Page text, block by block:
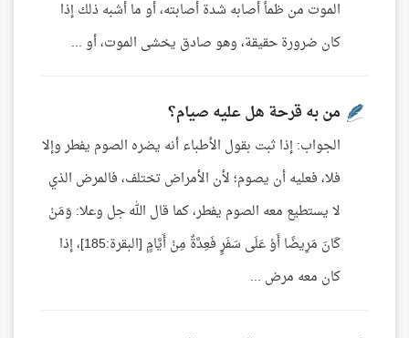
الموت من ظمأ أصابه شدة أصابته، أو ما أشبه ذلك إذا
كان ضرورة حقيقة، وهو صادق يخشى الموت، أو ...
من به قرحة هل عليه صيام؟
الجواب: إذا ثبت بقول الأطباء أنه يضره الصوم يفطر وإلا
فلا، فعليه أن يصوم؛ لأن الأمراض تختلف، فالمرض الذي
لا يستطيع معه الصوم يفطر، كما قال الله جل وعلا: وَمَنْ
كَانَ مَرِيضًا أَوْ عَلَى سَفَرٍ فَعِدَّةٌ مِنْ أَيَّامٍ [البقرة:185]، إذا
كان معه مرض ...